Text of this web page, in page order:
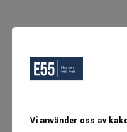
Vi använder oss av